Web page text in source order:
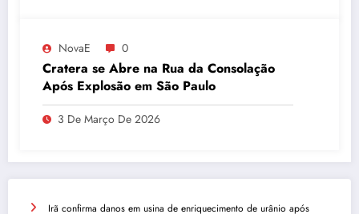
NovaE 0
Cratera se Abre na Rua da Consolação
Após Explosão em São Paulo
3 De Março De 2026
Irã confirma danos em usina de enriquecimento de urânio após